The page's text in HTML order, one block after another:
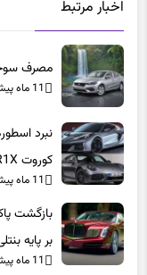
اخبار مرتبط
مصرف سوخت تارا
11 ماه پیش
کوروت ZR1X؟
11 ماه پیش
بر پایه
11 ماه پیش